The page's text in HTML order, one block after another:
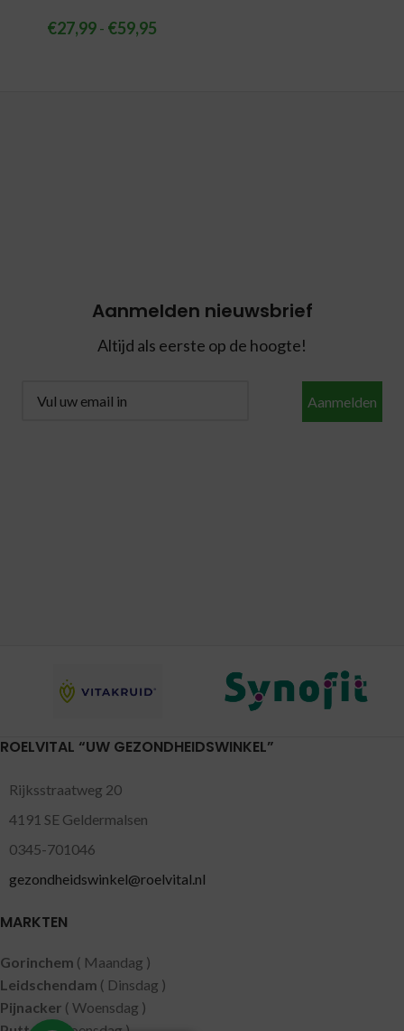
€27,99- €59,95
Aanmelden nieuwsbrief
Altijd als eerste op de hoogte!
Aanmelden
ROELVITAL “UW GEZONDHEIDSWINKEL”
Rijksstraatweg 20
4191 SE Geldermalsen
0345-701046
gezondheidswinkel@roelvital.nl
MARKTEN
Gorinchem ( Maandag )
Leidschendam ( Dinsdag )
Pijnacker ( Woensdag )